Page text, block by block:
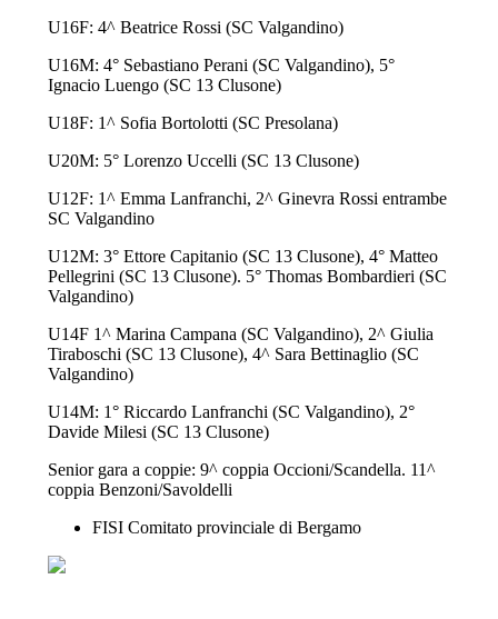
U16F: 4^ Beatrice Rossi (SC Valgandino)
U16M: 4° Sebastiano Perani (SC Valgandino), 5°
Ignacio Luengo (SC 13 Clusone)
U18F: 1^ Sofia Bortolotti (SC Presolana)
U20M: 5° Lorenzo Uccelli (SC 13 Clusone)
U12F: 1^ Emma Lanfranchi, 2^ Ginevra Rossi entrambe
SC Valgandino
U12M: 3° Ettore Capitanio (SC 13 Clusone), 4° Matteo
Pellegrini (SC 13 Clusone). 5° Thomas Bombardieri (SC
Valgandino)
U14F 1^ Marina Campana (SC Valgandino), 2^ Giulia
Tiraboschi (SC 13 Clusone), 4^ Sara Bettinaglio (SC
Valgandino)
U14M: 1° Riccardo Lanfranchi (SC Valgandino), 2°
Davide Milesi (SC 13 Clusone)
Senior gara a coppie: 9^ coppia Occioni/Scandella. 11^
coppia Benzoni/Savoldelli
FISI Comitato provinciale di Bergamo